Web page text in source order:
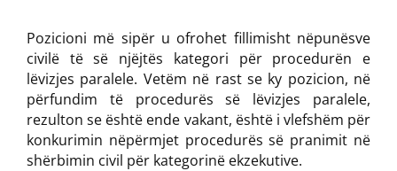
Pozicioni më sipër u ofrohet fillimisht nëpunësve
civilë të së njëjtës kategori për procedurën e
lëvizjes paralele. Vetëm në rast se ky pozicion, në
përfundim të procedurës së lëvizjes paralele,
rezulton se është ende vakant, është i vlefshëm për
konkurimin nëpërmjet procedurës së pranimit në
shërbimin civil për kategorinë ekzekutive.